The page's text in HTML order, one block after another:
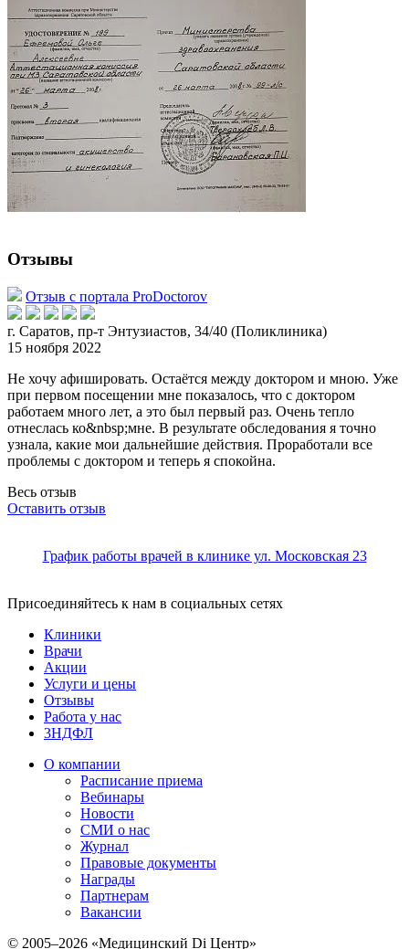
Отзывы
Отзыв с портала ProDoctorov
г. Саратов, пр-т Энтузиастов, 34/40 (Поликлиника)
15 ноября 2022
Не хочу афишировать. Остаётся между доктором и мною. Уже
при первом посещении мне показалось, что с доктором
работаем много лет, а это был первый раз. Очень тепло
отнеслась ко&nbsp;мне. В результате обследования я точно
узнала, какие мои дальнейшие действия. Проработали все
проблемы с доктором и теперь я спокойна.
Весь отзыв
Оставить отзыв
График работы врачей в клинике ул. Московская 23
Присоединяйтесь к нам в социальных сетях
Клиники
Врачи
Акции
Услуги и цены
Отзывы
Работа у нас
3НДФЛ
О компании
Расписание приема
Вебинары
Новости
СМИ о нас
Журнал
Правовые документы
Награды
Партнерам
Вакансии
© 2005–2026 «Медицинский Di Центр»